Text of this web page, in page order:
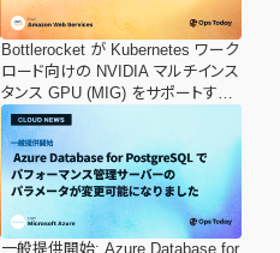
Bottlerocket が Kubernetes ワーク
ロード向けの NVIDIA マルチインス
タンス GPU (MIG) をサポートする
ようになりました
一般提供開始: Azure Database for